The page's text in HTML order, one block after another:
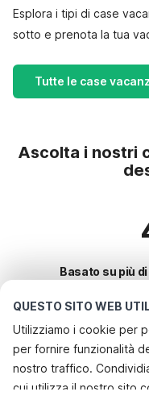
QUESTO SITO WEB
Utilizziamo i cookie per
per fornire funzionalità
nostro traffico.
cui utilizza il nostro sito
Esplora i tipi di case
sotto e prenota la tua
Tutte le case
Ascolta i nostri
Basato su più
Le destinazioni
vacanze
Città con i migliori